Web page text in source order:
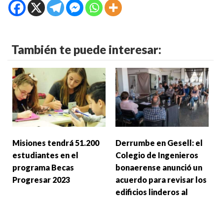
También te puede interesar:
Misiones tendrá 51.200
estudiantes en el
programa Becas
Progresar 2023
Derrumbe en Gesell: el
Colegio de Ingenieros
bonaerense anunció un
acuerdo para revisar los
edificios linderos al